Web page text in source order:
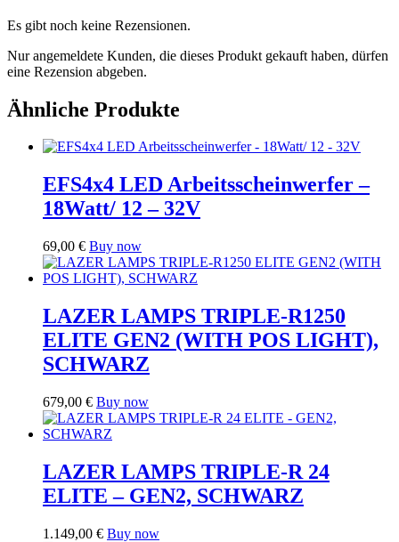
Es gibt noch keine Rezensionen.
Nur angemeldete Kunden, die dieses Produkt gekauft haben, dürfen
eine Rezension abgeben.
Ähnliche Produkte
EFS4x4 LED Arbeitsscheinwerfer –
18Watt/ 12 – 32V
69,00 € Buy now
LAZER LAMPS TRIPLE-R1250
ELITE GEN2 (WITH POS LIGHT),
SCHWARZ
679,00 € Buy now
LAZER LAMPS TRIPLE-R 24
ELITE – GEN2, SCHWARZ
1.149,00 € Buy now